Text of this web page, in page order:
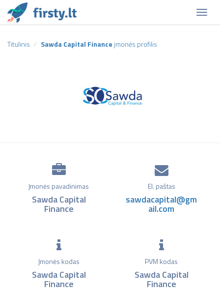
Titulinis Sawda Capital Finance įmonės profilis
Įmonės pavadinimas
Sawda Capital
Finance
El. paštas
sawdacapital@gm
ail.com
Įmonės kodas
Sawda Capital
Finance
PVM kodas
Sawda Capital
Finance